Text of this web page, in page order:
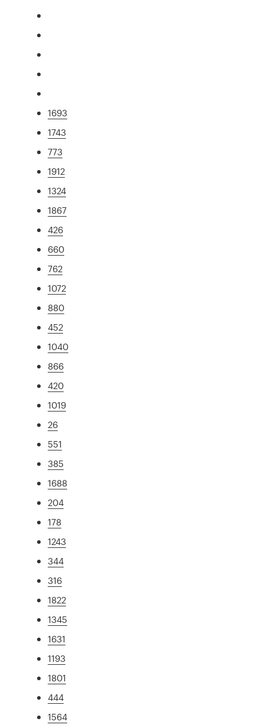
1693
1743
773
1912
1324
1867
426
660
762
1072
880
452
1040
866
420
1019
26
551
385
1688
204
178
1243
344
316
1822
1345
1631
1193
1801
444
1564